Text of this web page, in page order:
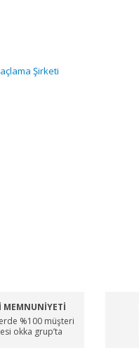
MEMNUNİYETİ
%100 müşteri
okka grup’ta